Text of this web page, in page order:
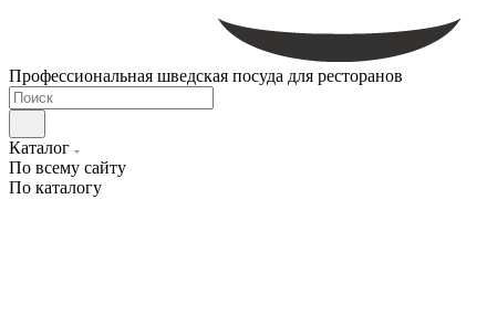
Профессиональная шведская посуда для ресторанов
Каталог
По всему сайту
По каталогу